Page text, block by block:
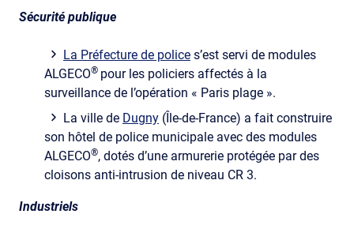
Sécurité publique
La Préfecture de police s’est servi de modules
ALGECO® pour les policiers affectés à la
surveillance de l’opération « Paris plage ».
La ville de Dugny (Île-de-France) a fait construire
son hôtel de police municipale avec des modules
ALGECO®, dotés d’une armurerie protégée par des
cloisons anti-intrusion de niveau CR 3.
Industriels